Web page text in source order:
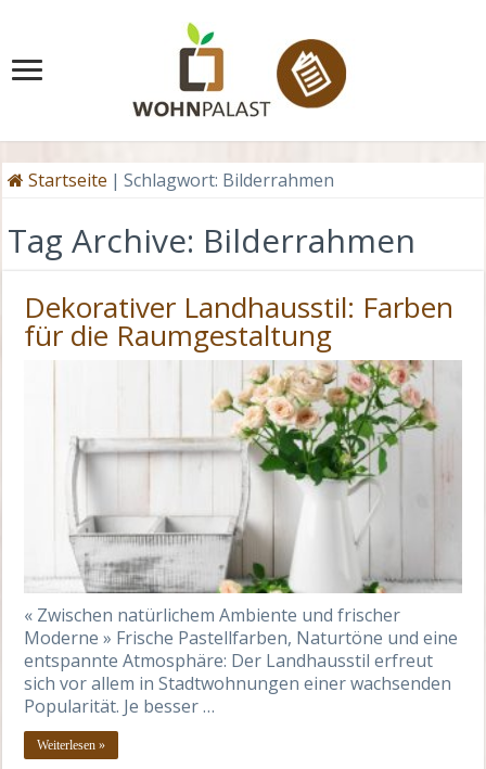
Startseite | Schlagwort: Bilderrahmen
Tag Archive: Bilderrahmen
Dekorativer Landhausstil: Farben
für die Raumgestaltung
« Zwischen natürlichem Ambiente und frischer
Moderne » Frische Pastellfarben, Naturtöne und eine
entspannte Atmosphäre: Der Landhausstil erfreut
sich vor allem in Stadtwohnungen einer wachsenden
Popularität. Je besser …
Weiterlesen »